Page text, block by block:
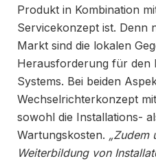
Produkt in Kombination
Servicekonzept ist. Denn
Markt sind die lokalen
Herausforderung für den
Systems. Bei beiden
Wechselrichterkonzept
sowohl die Installations-
Wartungskosten. „Zudem
Weiterbildung von